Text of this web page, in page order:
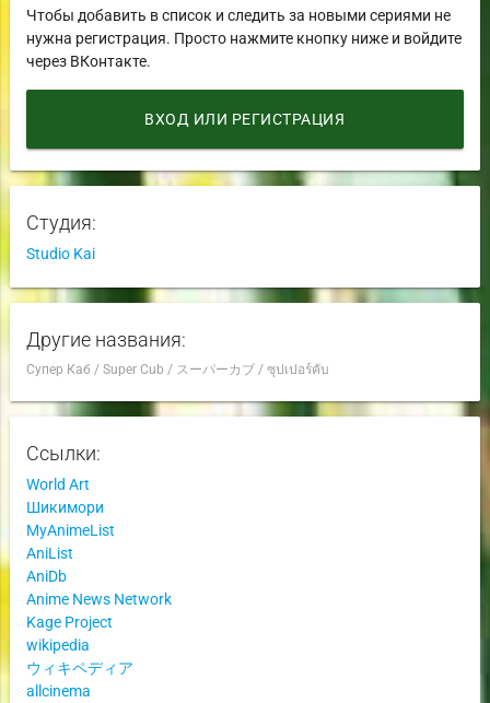
Чтобы добавить в список и следить за новыми сериями не
нужна регистрация. Просто нажмите кнопку ниже и войдите
через ВКонтакте.
ВХОД ИЛИ РЕГИСТРАЦИЯ
Студия:
Studio Kai
Другие названия:
Супер Каб / Super Cub / スーパーカブ/ ซุปเปอร์คับ
Ссылки:
World Art
Шикимори
MyAnimeList
AniList
AniDb
Anime News Network
Kage Project
wikipedia
ウィキペディア
allcinema